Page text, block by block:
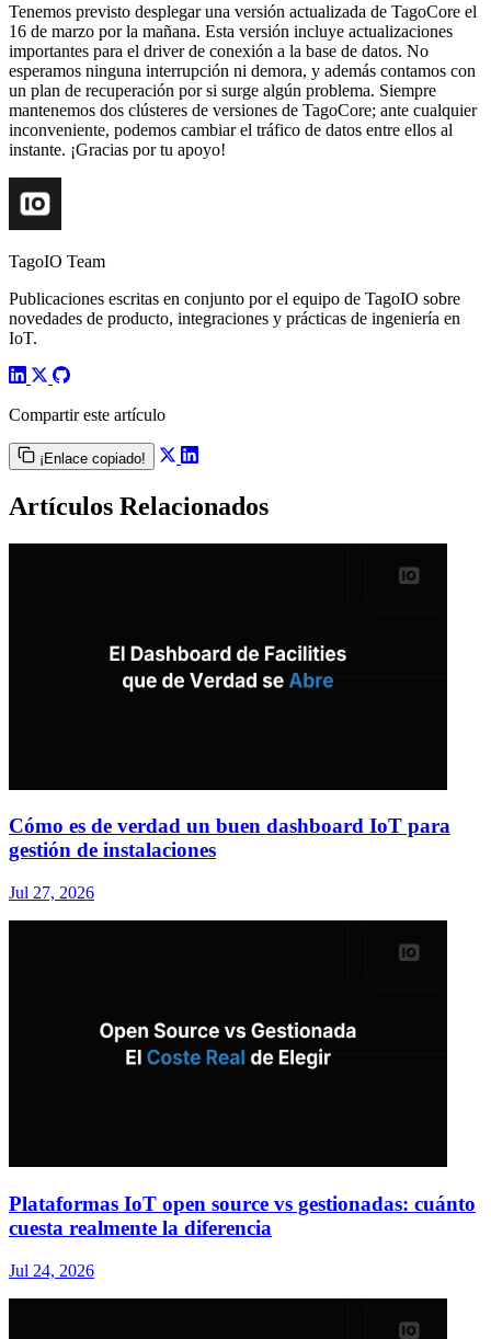
Tenemos previsto desplegar una versión actualizada de TagoCore el
16 de marzo por la mañana. Esta versión incluye actualizaciones
importantes para el driver de conexión a la base de datos. No
esperamos ninguna interrupción ni demora, y además contamos con
un plan de recuperación por si surge algún problema. Siempre
mantenemos dos clústeres de versiones de TagoCore; ante cualquier
inconveniente, podemos cambiar el tráfico de datos entre ellos al
instante. ¡Gracias por tu apoyo!
TagoIO Team
Publicaciones escritas en conjunto por el equipo de TagoIO sobre
novedades de producto, integraciones y prácticas de ingeniería en
IoT.
Compartir este artículo
¡Enlace copiado!
Artículos Relacionados
Cómo es de verdad un buen dashboard IoT para
gestión de instalaciones
Jul 27, 2026
Plataformas IoT open source vs gestionadas: cuánto
cuesta realmente la diferencia
Jul 24, 2026